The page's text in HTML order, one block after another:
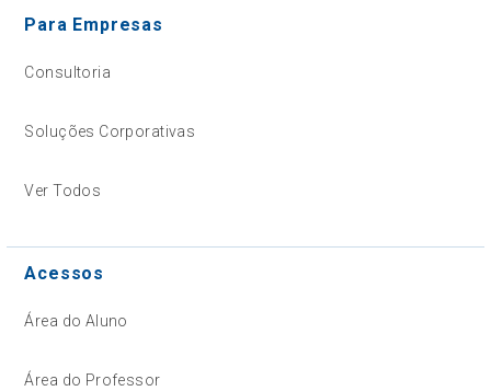
Para Empresas
Consultoria
Soluções Corporativas
Ver Todos
Acessos
Área do Aluno
Área do Professor